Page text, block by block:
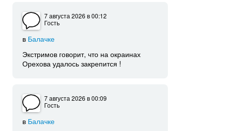
7 августа 2026в 00:12
Гость
в Балачке
Экстримов говорит, что на окраинах
Орехова удалось закрепится !
7 августа 2026в 00:09
Гость
в Балачке